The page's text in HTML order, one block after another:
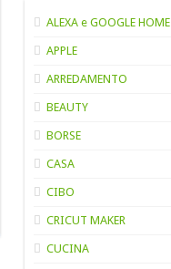
ALEXA e GOOGLE HOME
APPLE
ARREDAMENTO
BEAUTY
BORSE
CASA
CIBO
CRICUT MAKER
CUCINA